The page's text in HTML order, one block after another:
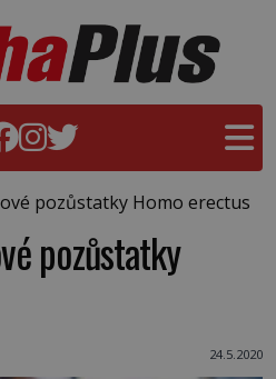
pozůstatky Homo erectus
pozůstatky
24.5.2020